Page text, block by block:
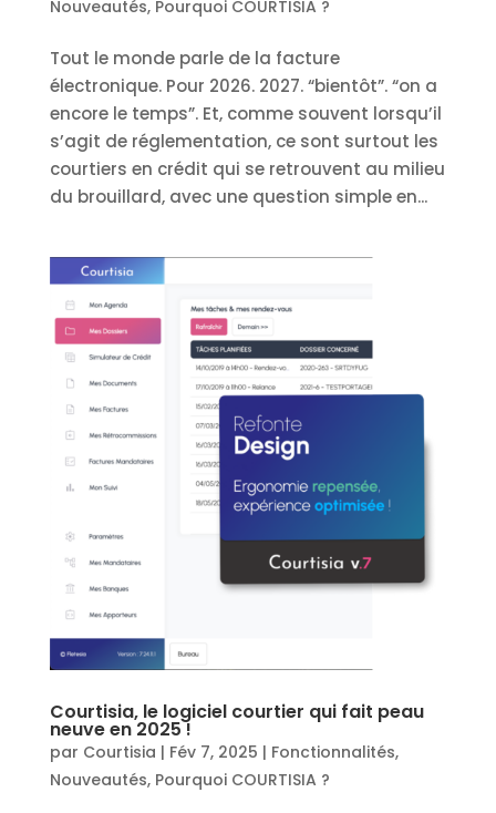
Nouveautés, Pourquoi COURTISIA ?
Tout le monde parle de la facture
électronique. Pour 2026. 2027. “bientôt”. “on a
encore le temps”. Et, comme souvent lorsqu’il
s’agit de réglementation, ce sont surtout les
courtiers en crédit qui se retrouvent au milieu
du brouillard, avec une question simple en...
Courtisia, le logiciel courtier qui fait peau
neuve en 2025 !
par Courtisia | Fév 7, 2025 | Fonctionnalités,
Nouveautés, Pourquoi COURTISIA ?